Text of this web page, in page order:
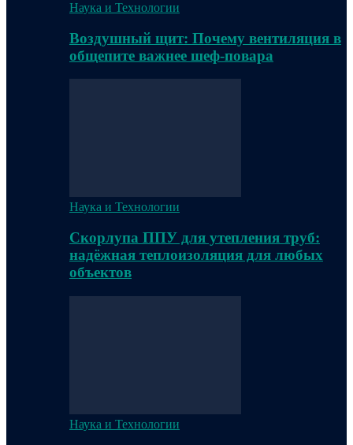
Наука и Технологии
Воздушный щит: Почему вентиляция в
общепите важнее шеф-повара
Наука и Технологии
Скорлупа ППУ для утепления труб:
надёжная теплоизоляция для любых
объектов
Наука и Технологии